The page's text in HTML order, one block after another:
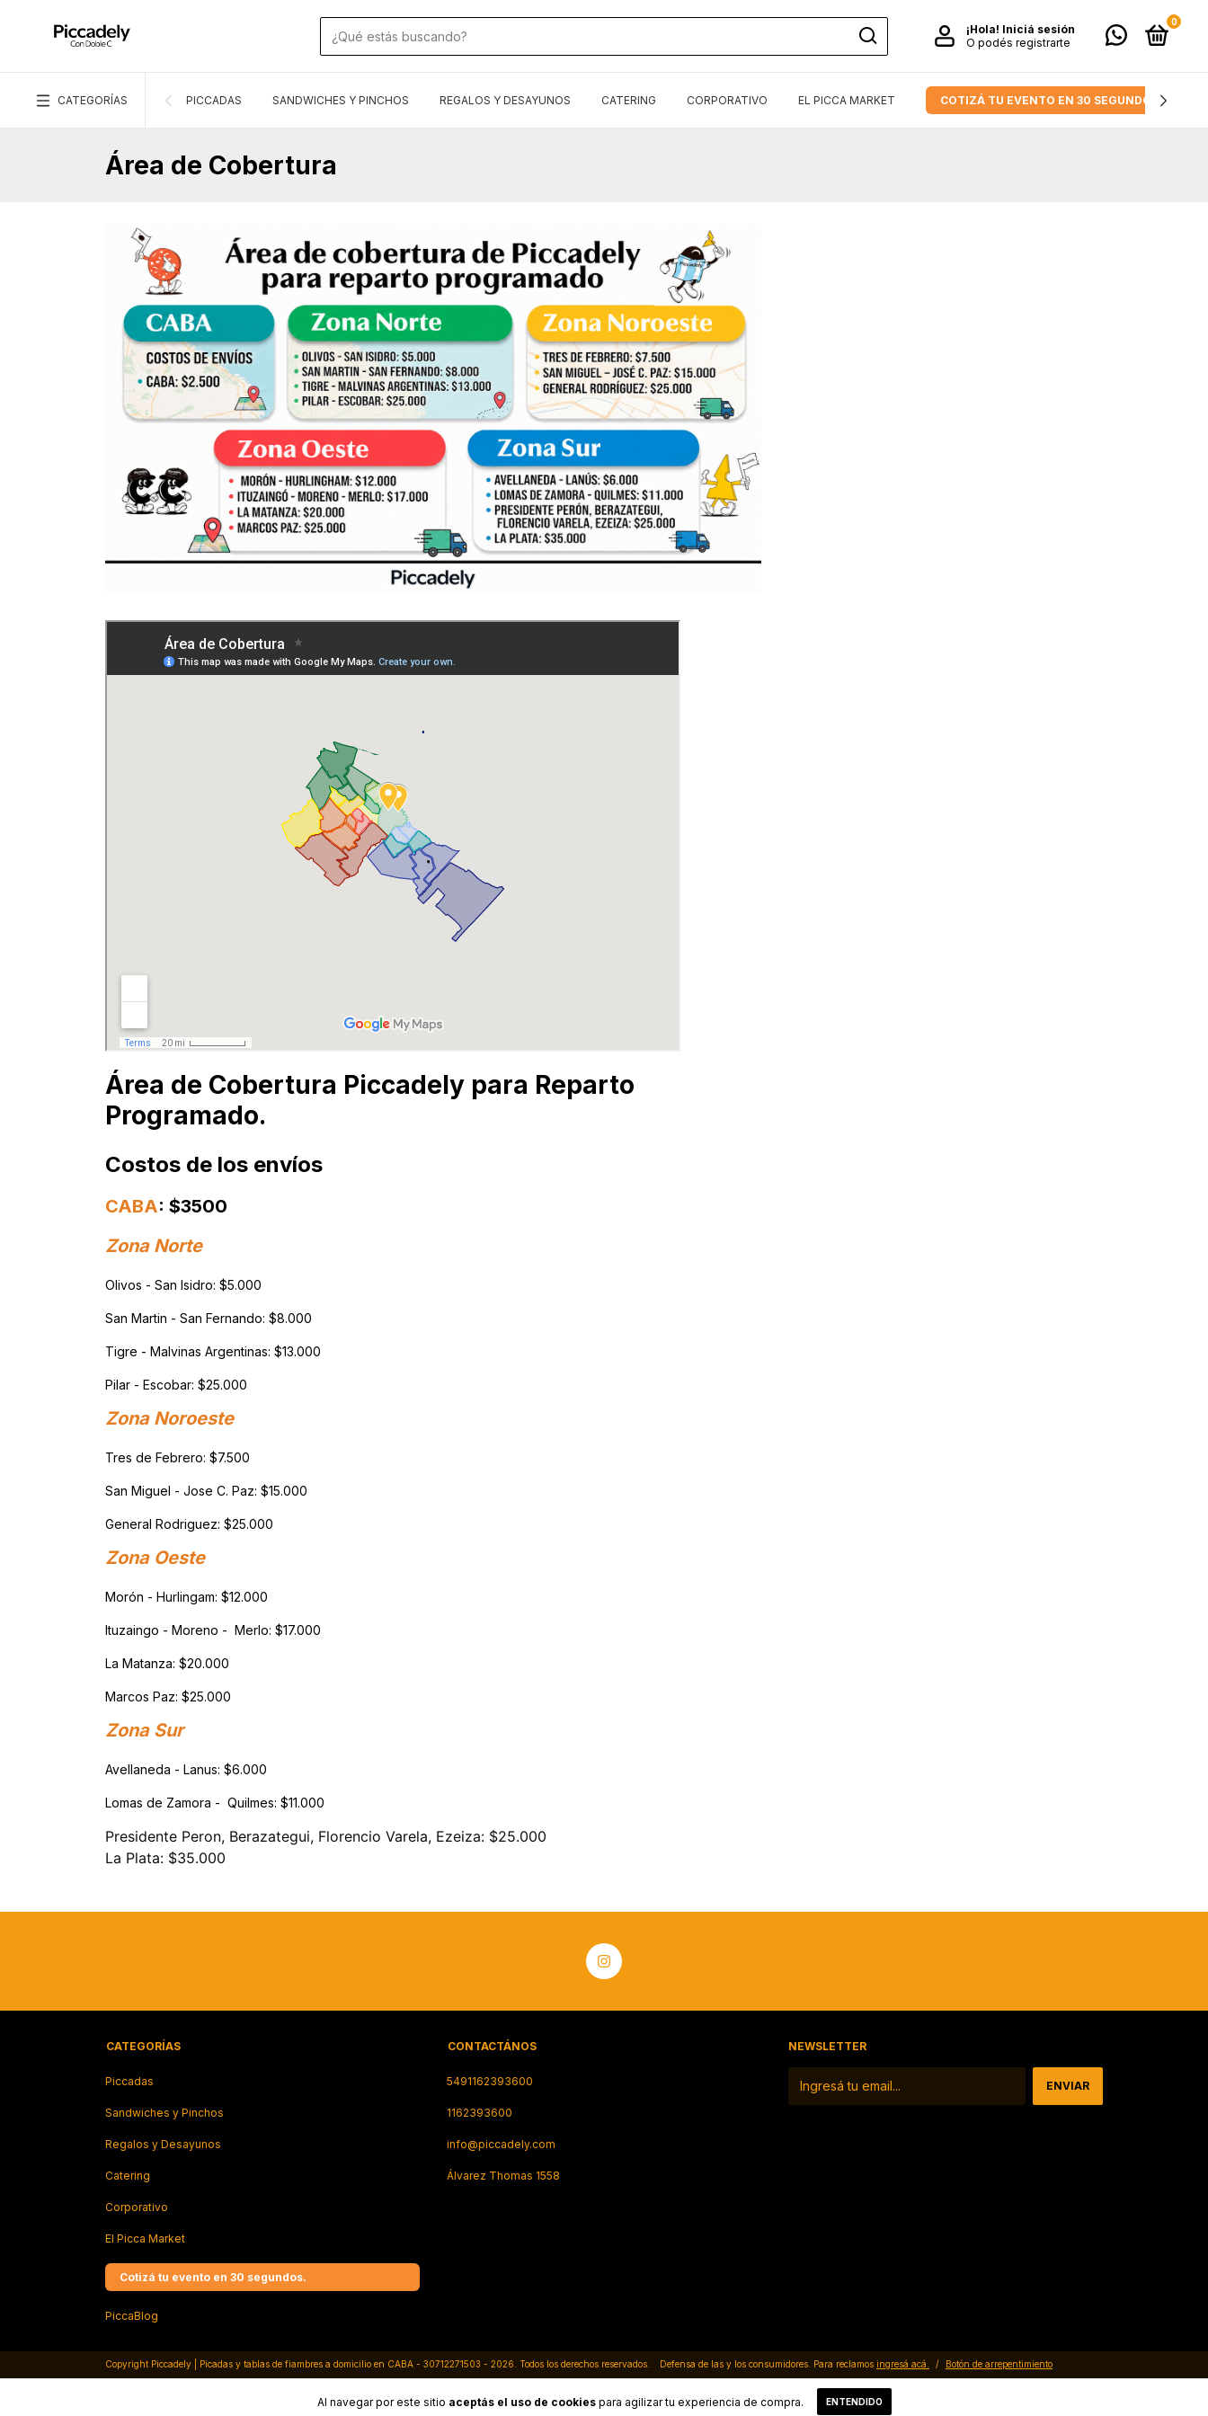
¡Hola! Iniciá sesión
O podés registrarte
0
CATEGORÍAS PICCADAS SANDWICHES Y PINCHOS REGALOS Y DESAYUNOS CATERING CORPORATIVO EL PICCA MARKET COTIZÁ TU EVENTO EN 30 SEGUNDOS.
Al navegar por este sitio aceptás el uso de cookiespara agilizar tu experiencia de compra. ENTENDIDO
Área de Cobertura
Área de Cobertura Piccadely para Reparto
Programado.
Costos de los envíos
CABA: $3500
Zona Norte
Olivos - San Isidro: $5.000
San Martin - San Fernando: $8.000
Tigre - Malvinas Argentinas: $13.000
Pilar - Escobar: $25.000
Zona Noroeste
Tres de Febrero: $7.500
San Miguel - Jose C. Paz: $15.000
General Rodriguez: $25.000
Zona Oeste
Morón - Hurlingam: $12.000
Ituzaingo - Moreno - Merlo: $17.000
La Matanza: $20.000
Marcos Paz: $25.000
Zona Sur
Avellaneda - Lanus: $6.000
Lomas de Zamora - Quilmes: $11.000
Presidente Peron, Berazategui, Florencio Varela, Ezeiza: $25.000
La Plata: $35.000
CATEGORÍAS
Piccadas
Sandwiches y Pinchos
Regalos y Desayunos
Catering
Corporativo
El Picca Market
Cotizá tu evento en 30 segundos.
PiccaBlog
CONTACTÁNOS
5491162393600
1162393600
info@piccadely.com
Álvarez Thomas 1558
NEWSLETTER
Copyright Piccadely | Picadas y tablas de fiambres a domicilio en CABA - 30712271503 - 2026. Todos los derechos reservados. Defensa de las y los consumidores. Para reclamos ingresá acá. / Botón de arrepentimiento